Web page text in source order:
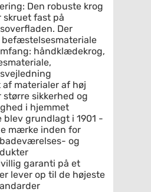
Den robuste krog
skruet fast på
Der
befæstelsesmateriale
håndklædekrog,
af materialer af høj
sikkerhed og
i hjemmet
blev grundlagt i 1901 -
mærke inden for
og
garanti på et
lever op til de højeste